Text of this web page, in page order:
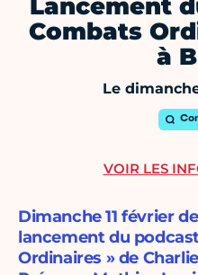
Lancement
Combats
à
Le
Dimanche 11 février
lancement du
Ordinaires » de
VOIR LES